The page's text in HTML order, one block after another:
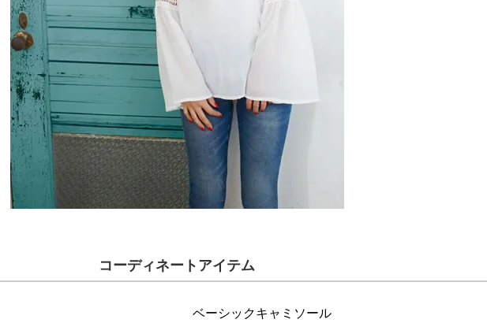
コーディネートアイテム
ベーシックキャミソール